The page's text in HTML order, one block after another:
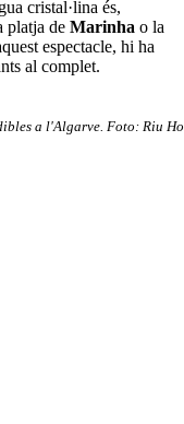
cristal·lina és,
platja de Marinha o la
espectacle, hi ha
al complet.
a l'Algarve. Foto: Riu